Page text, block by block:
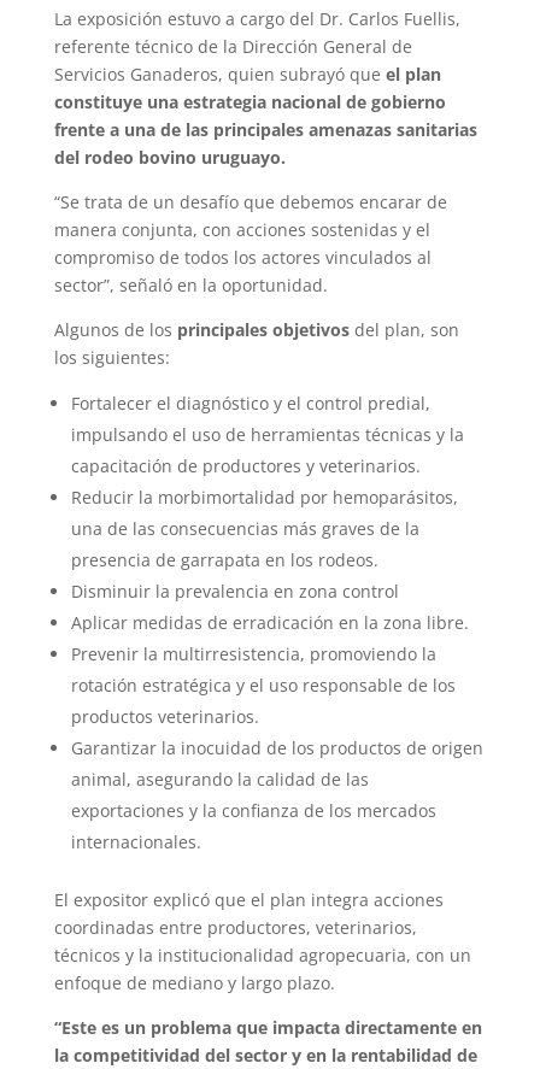
La exposición estuvo a cargo del Dr. Carlos Fuellis,
referente técnico de la Dirección General de
Servicios Ganaderos, quien subrayó que el plan
constituye una estrategia nacional de gobierno
frente a una de las principales amenazas sanitarias
del rodeo bovino uruguayo.
“Se trata de un desafío que debemos encarar de
manera conjunta, con acciones sostenidas y el
compromiso de todos los actores vinculados al
sector”, señaló en la oportunidad.
Algunos de los principales objetivosdel plan, son
los siguientes:
Fortalecer el diagnóstico y el control predial,
impulsando el uso de herramientas técnicas y la
capacitación de productores y veterinarios.
Reducir la morbimortalidad por hemoparásitos,
una de las consecuencias más graves de la
presencia de garrapata en los rodeos.
Disminuir la prevalencia en zona control
Aplicar medidas de erradicación en la zona libre.
Prevenir la multirresistencia, promoviendo la
rotación estratégica y el uso responsable de los
productos veterinarios.
Garantizar la inocuidad de los productos de origen
animal, asegurando la calidad de las
exportaciones y la confianza de los mercados
internacionales.
El expositor explicó que el plan integra acciones
coordinadas entre productores, veterinarios,
técnicos y la institucionalidad agropecuaria, con un
enfoque de mediano y largo plazo.
“Este es un problema que impacta directamente en
la competitividad del sector y en la rentabilidad de